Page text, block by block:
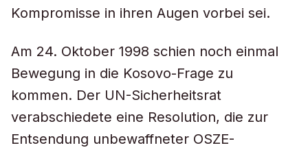
Kompromisse in ihren Augen vorbei sei.
Am 24. Oktober 1998 schien noch einmal
Bewegung in die Kosovo-Frage zu
kommen. Der UN-Sicherheitsrat
verabschiedete eine Resolution, die zur
Entsendung unbewaffneter OSZE-